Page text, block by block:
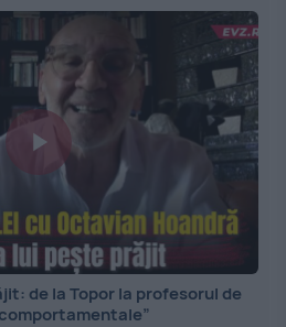
de la Topor la profesorul de